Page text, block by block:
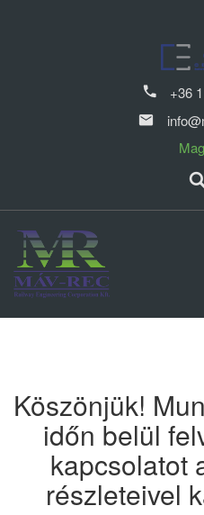
+36
Köszönjük!
időn belül
kapcsolatot
részleteivel